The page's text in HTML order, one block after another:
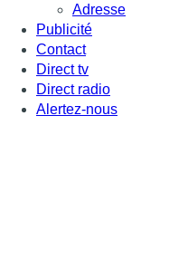
Adresse
Publicité
Contact
Direct tv
Direct radio
Alertez-nous